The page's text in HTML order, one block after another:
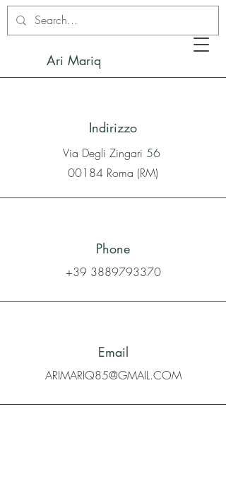
Ari Mariq
Indirizzo
Via Degli Zingari 56
00184 Roma (RM)
Phone
+39 3889793370
Email
ARIMARIQ85@GMAIL.COM